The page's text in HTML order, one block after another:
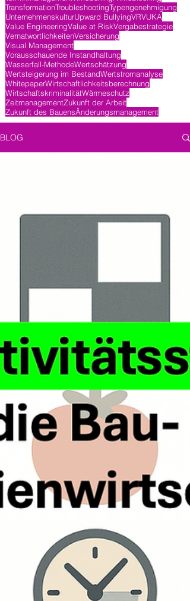
TransformationTroubleshootingTypengenehmigung
UnternehmenskulturUpward BullyingVRVUKA
Value EngineeringValue at RiskVergabestrategie
VernatwortlichkeitenVersicherung
Visual Management
Vorausschauende Instandhaltung
Wasserfall-MethodeWertschätzung
Wertsteigerung im BestandWertstromanalyse
WhitepaperWirtschaftlichkeitsberechnung
WirtschaftskriminalitätWärmeschutz
ZeitmanagementZukunft der Arbeit
Zukunft des BauensÄnderungsmanagement
BLOG